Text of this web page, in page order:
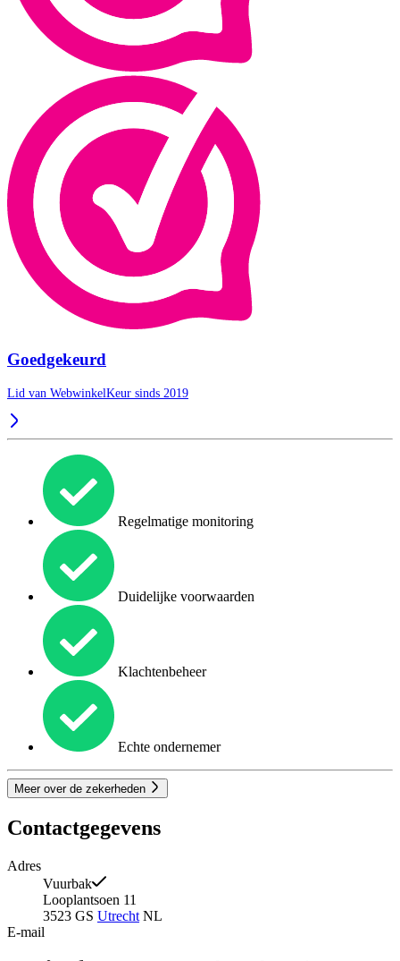
Goedgekeurd
Lid van WebwinkelKeur sinds 2019
Regelmatige monitoring
Duidelijke voorwaarden
Klachtenbeheer
Echte ondernemer
Meer over de zekerheden
Contactgegevens
Adres
Vuurbak
Looplantsoen 11
3523 GS Utrecht NL
E-mail